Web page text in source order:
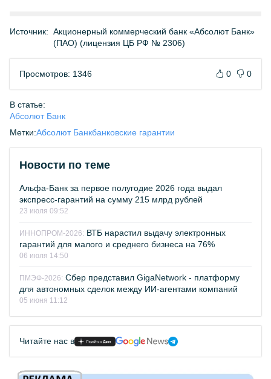
Источник: Акционерный коммерческий банк «Абсолют Банк»
(ПАО) (лицензия ЦБ РФ № 2306)
Просмотров: 1346 0 0
В статье:
Абсолют Банк
Метки:Абсолют Банкбанковские гарантии
Новости по теме
Альфа-Банк за первое полугодие 2026 года выдал
экспресс-гарантий на сумму 215 млрд рублей
23 июля 09:52
ИННОПРОМ-2026: ВТБ нарастил выдачу электронных
гарантий для малого и среднего бизнеса на 76%
06 июля 14:50
ПМЭФ-2026: Сбер представил GigaNetwork - платформу
для автономных сделок между ИИ-агентами компаний
05 июня 11:12
Читайте нас в